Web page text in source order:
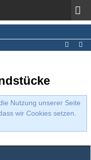
Nutzung unserer Seite
wir Cookies setzen.